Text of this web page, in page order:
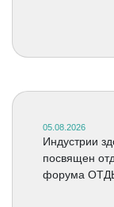
05.08.2026
Индустрии
посвящен
форума